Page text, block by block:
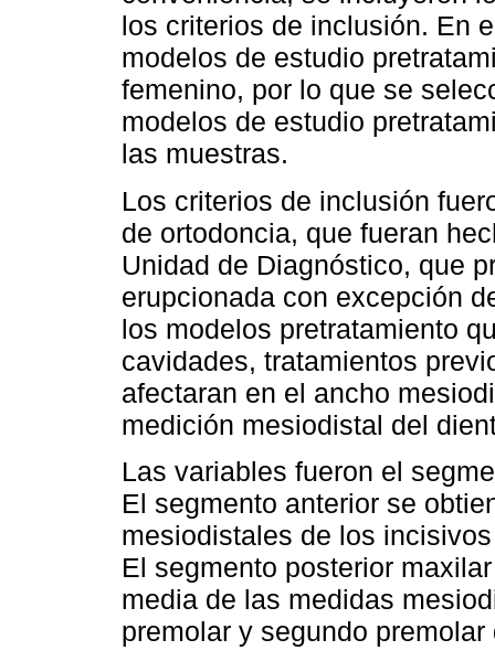
los criterios de inclusión. En
modelos de estudio
femenino, por lo que se
modelos de estudio
las muestras.
Los criterios de inclusión
de ortodoncia, que fueran
Unidad de Diagnóstico, que
erupcionada con excepción
los modelos pretratamiento
cavidades, tratamientos
afectaran en el ancho
medición mesiodistal del
Las variables fueron el
El segmento anterior se
mesiodistales de los
El segmento posterior
media de las medidas
premolar y segundo